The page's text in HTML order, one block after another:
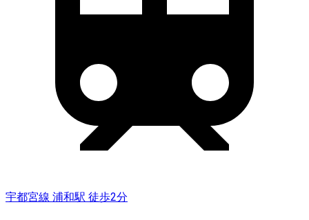
宇都宮線 浦和駅 徒歩2分